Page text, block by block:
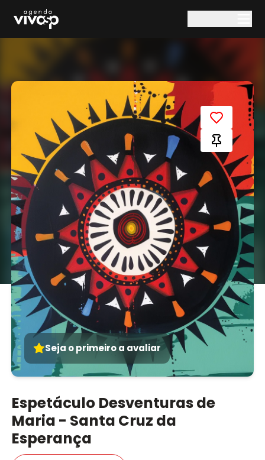
Seja o primeiro a avaliar
Espetáculo Desventuras de
Maria - Santa Cruz da
Esperança